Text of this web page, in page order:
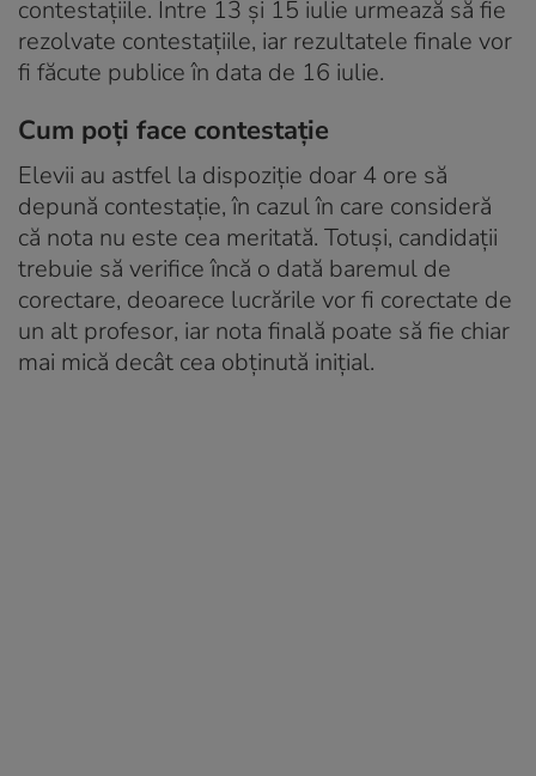
contestaţiile. Între 13 și 15 iulie urmează să fie
rezolvate contestaţiile, iar rezultatele finale vor
fi făcute publice în data de 16 iulie.
Cum poți face contestație
Elevii au astfel la dispoziţie doar 4 ore să
depună contestaţie, în cazul în care consideră
că nota nu este cea meritată. Totuși, candidații
trebuie să verifice încă o dată baremul de
corectare, deoarece lucrările vor fi corectate de
un alt profesor, iar nota finală poate să fie chiar
mai mică decât cea obţinută iniţial.